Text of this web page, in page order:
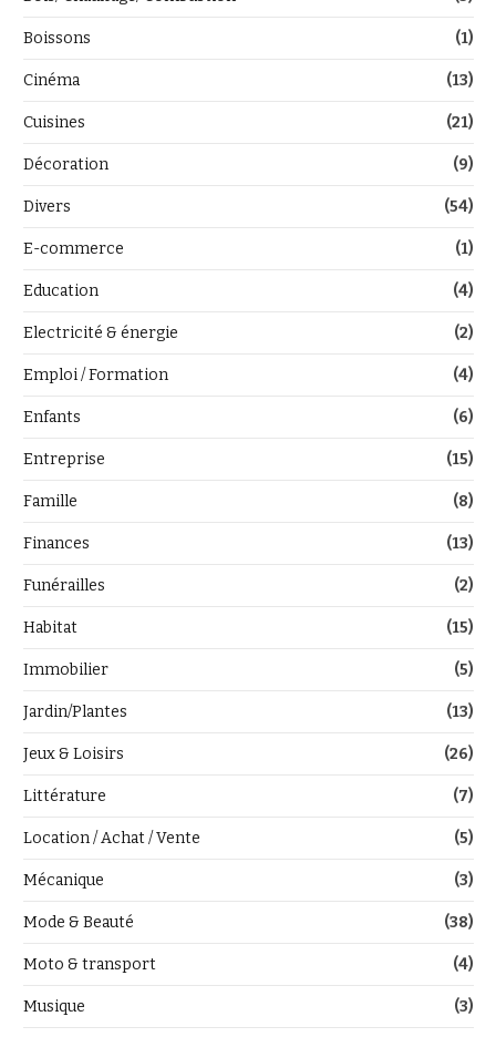
Boissons (1)
Cinéma (13)
Cuisines (21)
Décoration (9)
Divers (54)
E-commerce (1)
Education (4)
Electricité & énergie (2)
Emploi / Formation (4)
Enfants (6)
Entreprise (15)
Famille (8)
Finances (13)
Funérailles (2)
Habitat (15)
Immobilier (5)
Jardin/Plantes (13)
Jeux & Loisirs (26)
Littérature (7)
Location / Achat / Vente (5)
Mécanique (3)
Mode & Beauté (38)
Moto & transport (4)
Musique (3)